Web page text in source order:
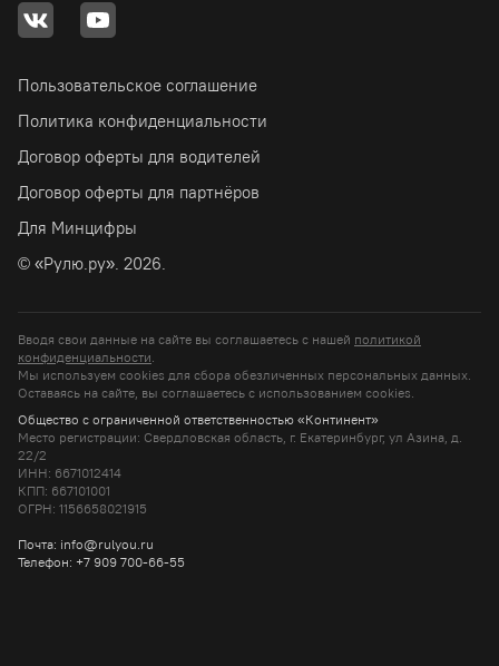
Пользовательское соглашение
Политика конфиденциальности
Договор оферты для водителей
Договор оферты для партнёров
Для Минцифры
© «Рулю.ру». 2026.
Вводя свои данные на сайте вы соглашаетесь с нашей политикой
конфиденциальности
Мы используем cookies для сбора обезличенных персональных данных.
Оставаясь на сайте, вы соглашаетесь c использованием cookies.
Общество с ограниченной ответственностью «Континент»
Место регистрации: Свердловская область, г. Екатеринбург, ул Азина, д.
22/2
ИНН: 6671012414
КПП: 667101001
ОГРН: 1156658021915
Почта: info@rulyou.ru
Телефон: +7 909 700-66-55